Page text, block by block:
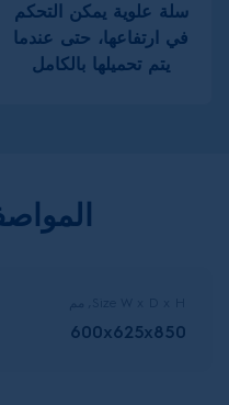
سلة علوية يمكن التحكم
في ارتفاعها، حتى عندما
يتم تحميلها بالكامل
600x625x850